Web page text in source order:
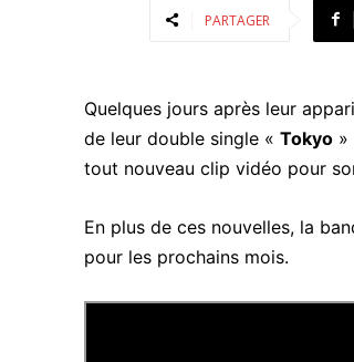
PARTAGER
Quelques jours après leur
de leur double single « Tokyo »
tout nouveau clip vidéo pour
En plus de ces nouvelles, la
pour les prochains mois.